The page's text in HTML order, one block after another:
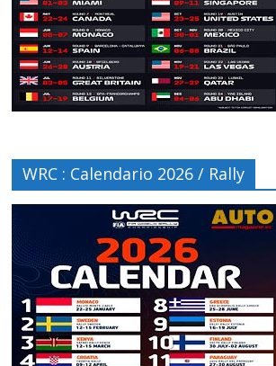
WRC : Calendario 2026 / Rally